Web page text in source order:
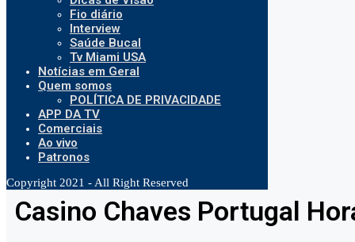
Fio diário
Interview
Saúde Bucal
Tv Miami USA
Notícias em Geral
Quem somos
POLÍTICA DE PRIVACIDADE
APP DA TV
Comerciais
Ao vivo
Patronos
Copyright 2021 - All Right Reserved
Casino Chaves Portugal